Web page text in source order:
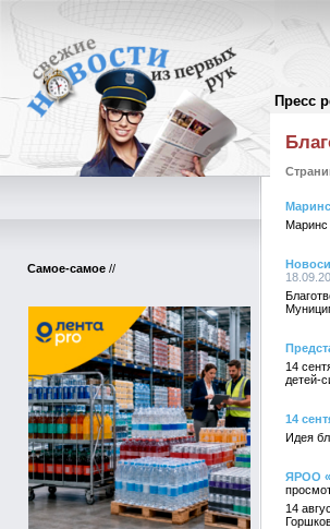
Пресс
Самое-самое //
Архив
Маринс
14
детей-
14
Идея
ЯРОО
14